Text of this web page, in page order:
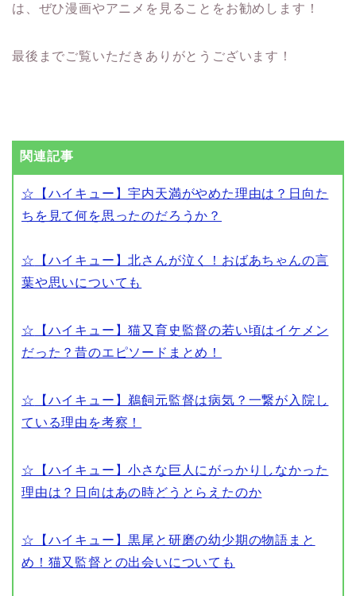
は、ぜひ漫画やアニメを見ることをお勧めします！
最後までご覧いただきありがとうございます！
関連記事
☆【ハイキュー】宇内天満がやめた理由は？日向た
ちを見て何を思ったのだろうか？
☆
【ハイキュー】北さんが泣く！おばあちゃんの言
葉や思いについても
☆
【ハイキュー】猫又育史監督の若い頃はイケメン
だった？昔のエピソードまとめ！
☆
【ハイキュー】鵜飼元監督は病気？一繋が入院し
ている理由を考察！
☆【 ハイキュー】小さな巨人にがっかりしなかった
理由は？日向はあの時どうとらえたのか
☆【 ハイキュー】黒尾と研磨の幼少期の物語まと
め！猫又監督との出会いについても